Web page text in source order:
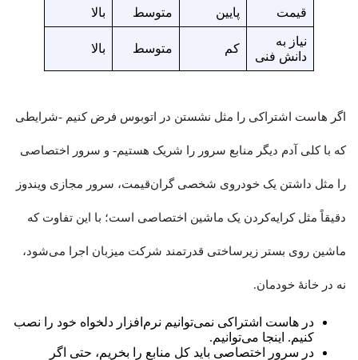
قیمت پایین متوسط بالا
نیاز به
دانش فنی
کم متوسط بالا
اگر هاست اشتراکی را مثل نشستن در اتوبوس فرض کنیم -شرایطی
که با کلی آدم دیگر منابع سرور را شریک هستیم- و سرور اختصاصی
را مثل داشتن یک خودروی شخصی گران‌قیمت، سرور مجازی ویندوز
دقیقاً مثل کرایه‌کردن یک ماشین اختصاصی است؛ با این تفاوت که
ماشین روی بستر زیرساختی قدرتمند شرکت میزبان اجرا می‌شود،
نه در خانهٔ خودمان.
در هاست اشتراکی نمی‌توانیم نرم‌افزار دلخواه خود را نصب
کنیم. اینجا می‌توانیم.
در سرور اختصاصی باید کل منابع را بخریم، حتی اگر